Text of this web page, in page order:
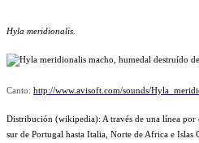
Hyla meridionalis.
Canto: http://www.avisoft.com/sounds/
Distribución (wikipedia): A través de una línea por
sur de Portugal hasta Italia, Norte de Africa e Islas